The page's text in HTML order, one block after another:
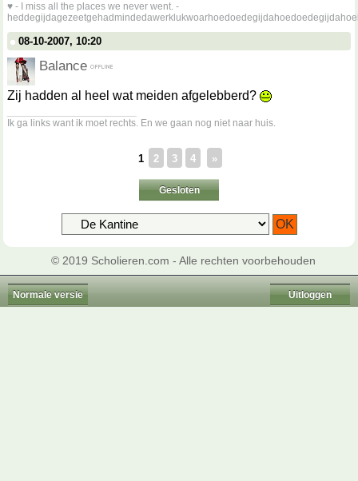
♥ - I miss all the places we never went. -
08-10-2007, 10:20
Balance
Zij hadden al heel wat meiden afgelebberd?
Ik ga links want ik moet rechts. En we gaan nog niet naar huis.
1 2 3 4 »
Gesloten
© 2019 Scholieren.com - Alle rechten voorbehouden
Normale versie Uitloggen